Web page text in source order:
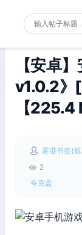
【安卓
v1.0.2》
【225.4
雾港书签(
2
夸克盘